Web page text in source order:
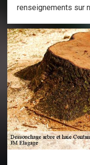
renseignements sur